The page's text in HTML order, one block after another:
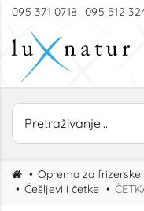
095 371 0718 095 512
Oprema za frizerske
Češljevi i četke